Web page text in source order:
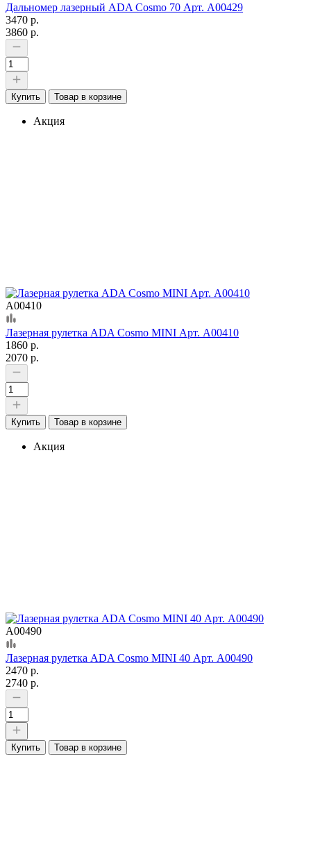
Дальномер лазерный ADA Cosmo 70 Арт. А00429
3470 р.
3860 р.
Купить Товар в корзине
Акция
А00410
Лазерная рулетка ADA Cosmo MINI Арт. А00410
1860 р.
2070 р.
Купить Товар в корзине
Акция
А00490
Лазерная рулетка ADA Cosmo MINI 40 Арт. А00490
2470 р.
2740 р.
Купить Товар в корзине